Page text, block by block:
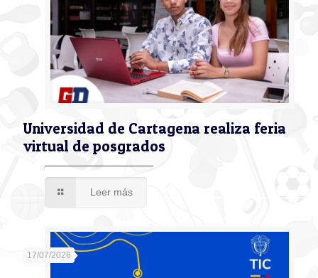
Universidad de Cartagena realiza feria
virtual de posgrados
Leer más
17/07/2026